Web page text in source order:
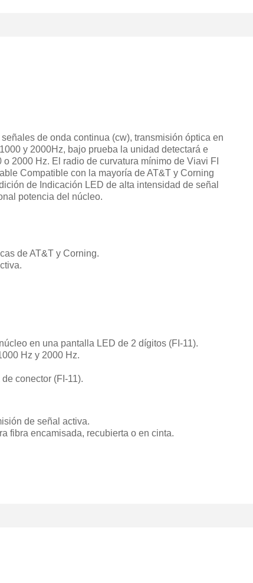
de onda continua (cw), transmisión óptica en
y 2000Hz, bajo prueba la unidad detectará e
2000 Hz. El radio de curvatura mínimo de Viavi FI
Compatible con la mayoría de AT&T y Corning
de Indicación LED de alta intensidad de señal
potencia del núcleo.
de AT&T y Corning.
en una pantalla LED de 2 dígitos (FI-11).
Hz y 2000 Hz.
conector (FI-11).
de señal activa.
fibra encamisada, recubierta o en cinta.